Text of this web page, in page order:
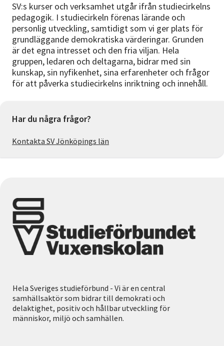
SV:s kurser och verksamhet utgår ifrån studiecirkelns
pedagogik. I studiecirkeln förenas lärande och
personlig utveckling, samtidigt som vi ger plats för
grundläggande demokratiska värderingar. Grunden
är det egna intresset och den fria viljan. Hela
gruppen, ledaren och deltagarna, bidrar med sin
kunskap, sin nyfikenhet, sina erfarenheter och frågor
för att påverka studiecirkelns inriktning och innehåll.
Har du några frågor?
Kontakta SV Jönköpings län
Hela Sveriges studieförbund - Vi är en central
samhällsaktör som bidrar till demokrati och
delaktighet, positiv och hållbar utveckling för
människor, miljö och samhällen.